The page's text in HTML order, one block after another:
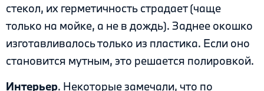
стекол, их герметичность страдает (чаще
только на мойке, а не в дождь). Заднее окошко
изготавливалось только из пластика. Если оно
становится мутным, это решается полировкой.
Интерьер. Некоторые замечали, что по